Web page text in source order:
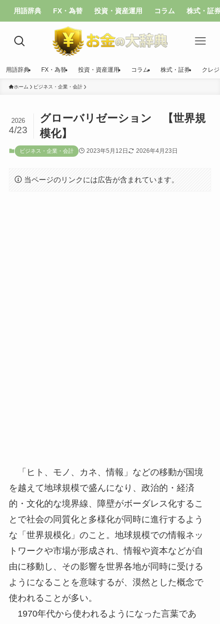
用語辞典 FX・為替 投資・資産運用 コラム 株式・証
用語辞典 FX・為替 投資・資産運用 コラム 株式・証券 クレ
ホーム ビジネス・企業・会計
グローバリゼーション 【世界規
模化】
2026
4/23
ビジネス・企業・会計 2023年5月12日 2026年4月23日
当ページのリンクには広告が含まれています。
「ヒト、モノ、カネ、情報」などの移動が国境
を越えて地球規模で盛んになり、政治的・経済
的・文化的な境界線、障壁がボーダレス化するこ
とで社会の同質化と多様化が同時に進行するよう
な「世界規模化」のこと。地球規模での情報ネッ
トワークや市場が形成され、情報や資本などが自
由に移動し、その影響を世界各地が同時に受ける
ようになることを意味するが、漠然とした概念で
使われることが多い。
1970年代から使われるようになった言葉であ